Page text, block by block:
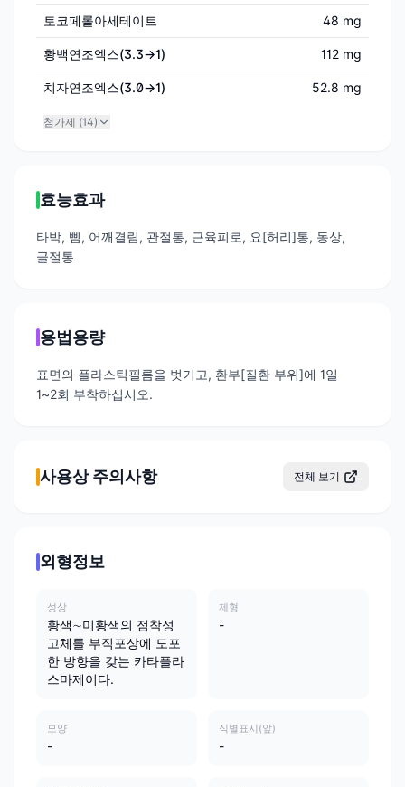
토코페롤아세테이트 48 mg
황백연조엑스(3.3→1) 112 mg
치자연조엑스(3.0→1) 52.8 mg
첨가제 (14)
효능효과
타박, 삠, 어깨결림, 관절통, 근육피로, 요[허리]통, 동상,
골절통
용법용량
표면의 플라스틱필름을 벗기고, 환부[질환 부위]에 1일
1~2회 부착하십시오.
사용상 주의사항 전체 보기
외형정보
성상
황색∼미황색의 점착성
고체를 부직포상에 도포
한 방향을 갖는 카타플라
스마제이다.
제형
-
모양
-
식별표시(앞)
-